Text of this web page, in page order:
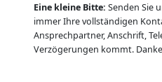
Eine kleine Bitte: Senden Sie
immer Ihre vollständigen
Ansprechpartner, Anschrift,
Verzögerungen kommt.